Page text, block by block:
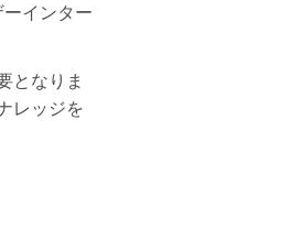
インター
となりま
レッジを